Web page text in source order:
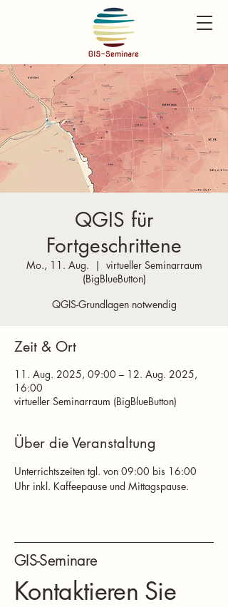
QGIS für
Fortgeschrittene
Mo., 11. Aug.
  |
virtueller Seminarraum
(BigBlueButton)
QGIS-Grundlagen notwendig
Zeit & Ort
11. Aug. 2025, 09:00 – 12. Aug. 2025,
16:00
virtueller Seminarraum (BigBlueButton)
Über die Veranstaltung
Unterrichtszeiten tgl. von 09:00 bis 16:00
Uhr inkl. Kaffeepause und Mittagspause.
GIS-Seminare
Kontaktieren Sie